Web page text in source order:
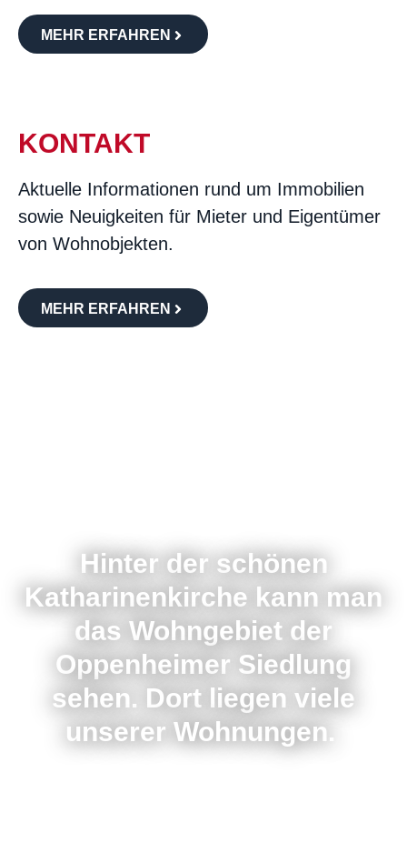
MEHR ERFAHREN
KONTAKT
Aktuelle Informationen rund um Immobilien
sowie Neuigkeiten für Mieter und Eigentümer
von Wohnobjekten.
MEHR ERFAHREN
Hinter der schönen
Katharinenkirche kann man
das Wohngebiet der
Oppenheimer Siedlung
sehen. Dort liegen viele
unserer Wohnungen.